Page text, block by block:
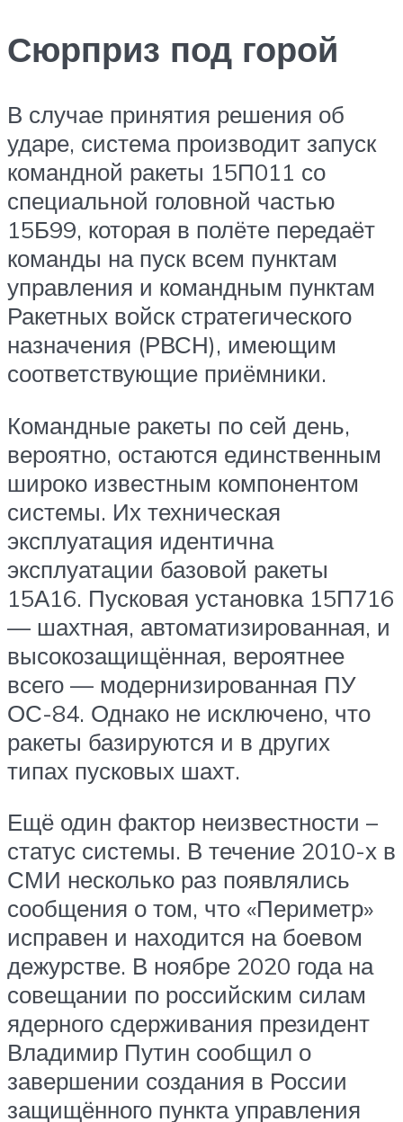
Сюрприз под горой
В случае принятия решения об
ударе, система производит запуск
командной ракеты 15П011 со
специальной головной частью
15Б99, которая в полёте передаёт
команды на пуск всем пунктам
управления и командным пунктам
Ракетных войск стратегического
назначения (РВСН), имеющим
соответствующие приёмники.
Командные ракеты по сей день,
вероятно, остаются единственным
широко известным компонентом
системы. Их техническая
эксплуатация идентична
эксплуатации базовой ракеты
15А16. Пусковая установка 15П716
— шахтная, автоматизированная, и
высокозащищённая, вероятнее
всего — модернизированная ПУ
ОС-84. Однако не исключено, что
ракеты базируются и в других
типах пусковых шахт.
Ещё один фактор неизвестности –
статус системы. В течение 2010-х в
СМИ несколько раз появлялись
сообщения о том, что «Периметр»
исправен и находится на боевом
дежурстве. В ноябре 2020 года на
совещании по российским силам
ядерного сдерживания президент
Владимир Путин сообщил о
завершении создания в России
защищённого пункта управления